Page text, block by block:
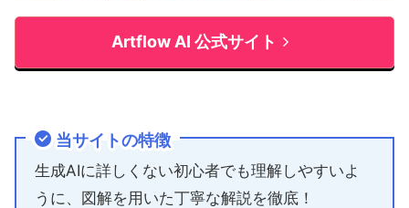
Artflow AI 公式サイト
当サイトの特徴
生成AIに詳しくない初心者でも理解しやすいよ
うに、図解を用いた丁寧な解説を徹底！